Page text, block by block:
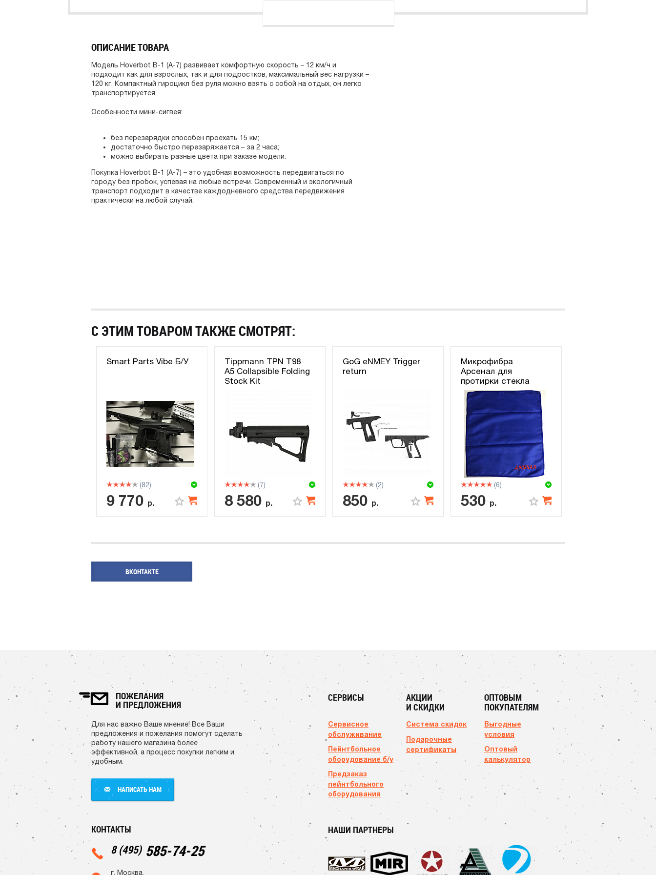
ОПИСАНИЕ ТОВАРА
Модель Hoverbot B-1 (A-7) развивает комфортную скорость – 12 км/ч и
подходит как для взрослых, так и для подростков, максимальный вес нагрузки –
120 кг. Компактный гироцикл без руля можно взять с собой на отдых, он легко
транспортируется.
Особенности мини-сигвея:
без перезарядки способен проехать 15 км;
достаточно быстро перезаряжается – за 2 часа;
можно выбирать разные цвета при заказе модели.
Покупка Hoverbot B-1 (A-7) – это удобная возможность передвигаться по
городу без пробок, успевая на любые встречи. Современный и экологичный
транспорт подходит в качестве каждодневного средства передвижения
практически на любой случай.
С ЭТИМ ТОВАРОМ ТАКЖЕ СМОТРЯТ:
Smart Parts Vibe Б/У
(82)
9 770 р.
Tippmann TPN T98
A5 Collapsible Folding
Stock Kit
(7)
8 580 р.
GoG eNMEY Trigger
return
(2)
850 р.
Микрофибра
Арсенал для
протирки стекла
(6)
530 р.
ВКОНТАКТЕ
СЕРВИСЫ
Сервисное
обслуживание
Пейнтбольное
оборудование б/у
Предзаказ
пейнтбольного
оборудования
АКЦИИ
И СКИДКИ
Система скидок
Подарочные
сертификаты
ОПТОВЫМ
ПОКУПАТЕЛЯМ
Выгодные
условия
Оптовый
калькулятор
ПОЖЕЛАНИЯ
И ПРЕДЛОЖЕНИЯ
Для нас важно Ваше мнение! Все Ваши
предложения и пожелания помогут сделать
работу нашего магазина более
эффективной, а процесс покупки легким и
удобным.
НАПИСАТЬ НАМ
НАШИ ПАРТНЕРЫ
КОНТАКТЫ
8 (495) 585-74-25
г. Москва,